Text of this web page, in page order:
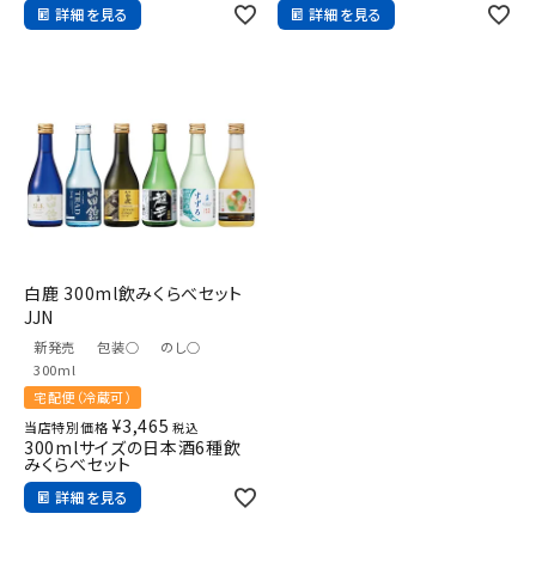
詳細を見る 詳細を見る
白鹿 300ml飲みくらべセット
JJN
新発売 包装○
のし○
300ml
宅配便（冷蔵可）
当店特別価格 ¥3,465 税込
300mlサイズの日本酒6種飲
みくらべセット
詳細を見る